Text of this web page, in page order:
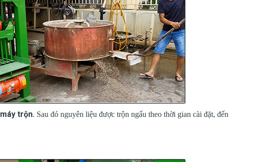
máy trộn. Sau đó nguyên liệu được trộn ngấu theo thời gian cài đặt, đến